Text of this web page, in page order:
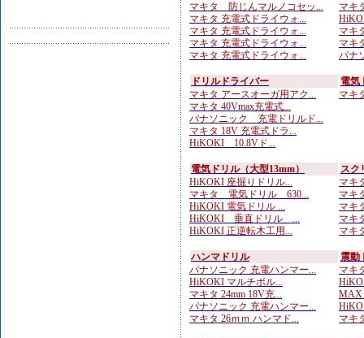
マキタ 防じんマルノコセッ...
マキタ 充電式ドライウォ...
マキタ 充電式ドライウォ...
マキタ 充電式ドライウォ...
マキタ 充電式ドライウォ...
マキ
マキ
マキ
パナ
ドリルドライバー
マキタ アースオーガ用アク...
マキタ 40Vmax充電式...
パナソニック 充電ドリルド...
マキタ 18V 充電式ドラ...
HiKOKI 10.8Vド...
電気
マキ
電気ドリル（大型13mm）
HiKOKI 座掘りドリル...
マキタ 電気ドリル 630...
HiKOKI 電気ドリル ...
HiKOKI 垂直ドリル ...
HiKOKI 正逆転木工用...
スク
マキ
マキ
マキ
マキ
マキ
ハンマドリル
パナソニック 充電ハンマー...
HiKOKI マルチボル...
マキタ 24mm 18V充...
パナソニック 充電ハンマー...
マキタ 26ｍｍ ハンマド...
震動
マキ
MAX
マキ